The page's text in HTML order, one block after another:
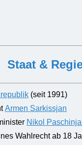
Staat &
(seit 1991)
Armen Sarkissjan
Nikol
Wahlrecht ab 18